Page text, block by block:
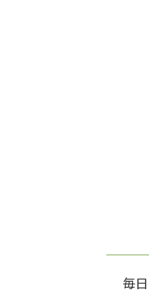
毎